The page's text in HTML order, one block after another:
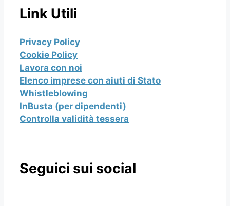
Link Utili
Privacy Policy
Cookie Policy
Lavora con noi
Elenco imprese con aiuti di Stato
Whistleblowing
InBusta (per dipendenti)
Controlla validità tessera
Seguici sui social